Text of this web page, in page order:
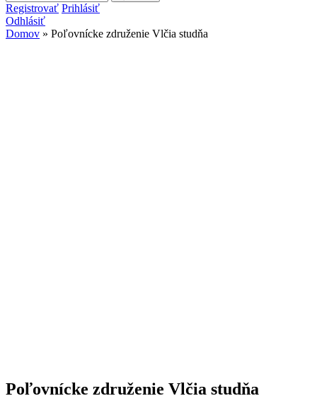
Vyhľadávanie
Registrovať Prihlásiť
Odhlásiť
Domov » Poľovnícke združenie Vlčia studňa
Poľovnícke združenie Vlčia studňa